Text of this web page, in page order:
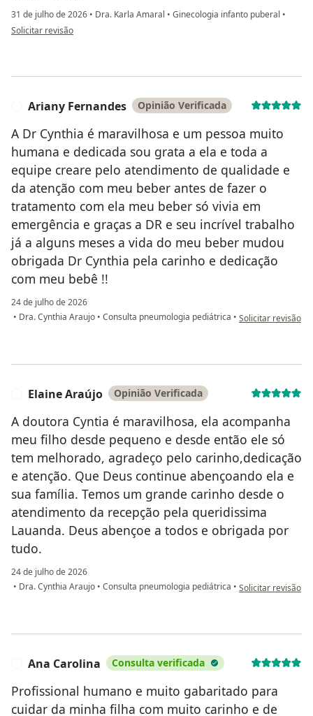
31 de julho de 2026 • Dra. Karla Amaral • Ginecologia infanto puberal •
na opinião do utilizador P.M.S.L.
Solicitar revisão
Ariany Fernandes Opinião Verificada
A Dr Cynthia é maravilhosa e um pessoa muito
humana e dedicada sou grata a ela e toda a
equipe creare pelo atendimento de qualidade e
da atenção com meu beber antes de fazer o
tratamento com ela meu beber só vivia em
emergência e graças a DR e seu incrível trabalho
já a alguns meses a vida do meu beber mudou
obrigada Dr Cynthia pela carinho e dedicação
com meu bebê !!
24 de julho de 2026
• Dra. Cynthia Araujo • Consulta pneumologia pediátrica • na opinião do
Solicitar revisão
Elaine Araújo Opinião Verificada
A doutora Cyntia é maravilhosa, ela acompanha
meu filho desde pequeno e desde então ele só
tem melhorado, agradeço pelo carinho,dedicação
e atenção. Que Deus continue abençoando ela e
sua família. Temos um grande carinho desde o
atendimento da recepção pela queridissima
Lauanda. Deus abençoe a todos e obrigada por
tudo.
24 de julho de 2026
• Dra. Cynthia Araujo • Consulta pneumologia pediátrica • na opinião do
Solicitar revisão
Ana Carolina Consulta verificada
Profissional humano e muito gabaritado para
cuidar da minha filha com muito carinho e de